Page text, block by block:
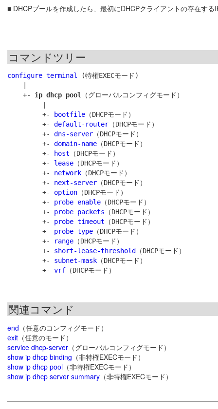
■ DHCPプールを作成したら、最初にDHCPクライアントの存在する
コマンドツリー
configure terminal
(特権EXECモード)
    +-
ip dhcp pool
（グローバルコンフィグモード）
         +-
bootfile （DHCPモード）
         +-
default-router （DHCPモード）
         +-
dns-server （DHCPモード）
         +-
domain-name （DHCPモード）
         +-
host （DHCPモード）
         +-
lease （DHCPモード）
         +-
network （DHCPモード）
         +-
next-server （DHCPモード）
         +-
option （DHCPモード）
         +-
probe enable （DHCPモード）
         +-
probe packets （DHCPモード）
         +-
probe timeout （DHCPモード）
         +-
probe type （DHCPモード）
         +-
range （DHCPモード）
         +-
short-lease-threshold
（DHCPモード）
         +-
subnet-mask （DHCPモード）
         +-
vrf
関連コマンド
end （任意のコンフィグモード）
exit （任意のモード）
service dhcp-server （グローバルコンフィグモード）
show ip dhcp binding （非特権EXECモード）
show ip dhcp pool （非特権EXECモード）
show ip dhcp server summary （非特権EXECモード）